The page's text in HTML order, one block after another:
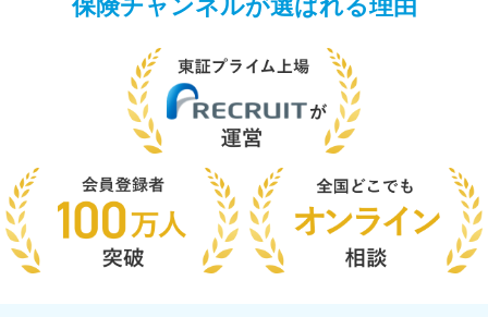
保険チャンネルが選ばれる理由